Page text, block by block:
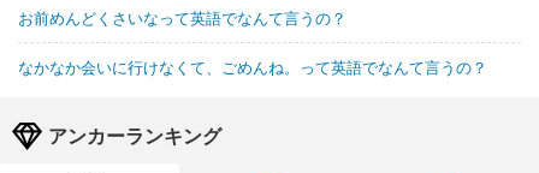
お前めんどくさいなって英語でなんて言うの？
なかなか会いに行けなくて、ごめんね。って英語でなんて言うの？
アンカーランキング